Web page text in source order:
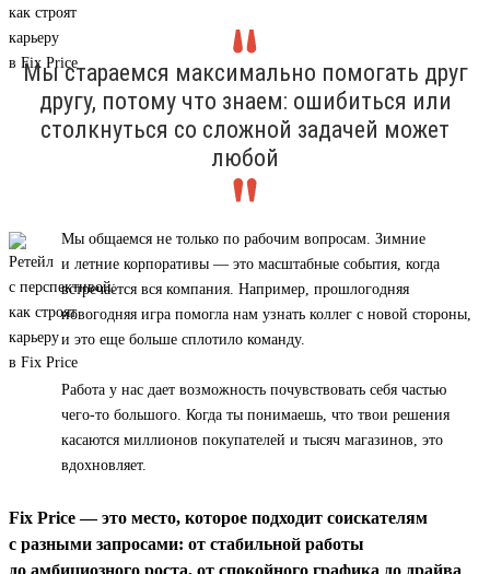
Мы стараемся максимально помогать друг
другу, потому что знаем: ошибиться или
столкнуться со сложной задачей может
любой
Мы общаемся не только по рабочим вопросам. Зимние
и летние корпоративы — это масштабные события, когда
встречается вся компания. Например, прошлогодняя
новогодняя игра помогла нам узнать коллег с новой стороны,
и это еще больше сплотило команду.
Работа у нас дает возможность почувствовать себя частью
чего-то большого. Когда ты понимаешь, что твои решения
касаются миллионов покупателей и тысяч магазинов, это
вдохновляет.
Fix Price — это место, которое подходит соискателям
с разными запросами: от стабильной работы